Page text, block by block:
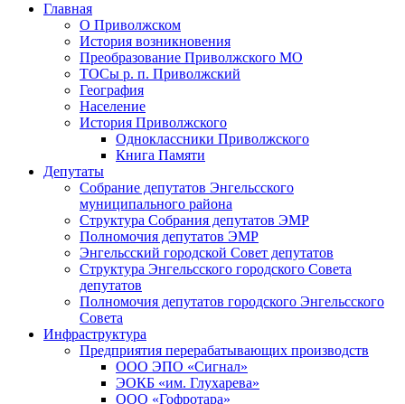
Главная
О Приволжском
История возникновения
Преобразование Приволжского МО
ТОСы р. п. Приволжский
География
Население
История Приволжского
Одноклассники Приволжского
Книга Памяти
Депутаты
Собрание депутатов Энгельсского
муниципального района
Структура Собрания депутатов ЭМР
Полномочия депутатов ЭМР
Энгельсский городской Совет депутатов
Структура Энгельсского городского Совета
депутатов
Полномочия депутатов городского Энгельсского
Совета
Инфраструктура
Предприятия перерабатывающих производств
ООО ЭПО «Сигнал»
ЭОКБ «им. Глухарева»
ООО «Гофротара»